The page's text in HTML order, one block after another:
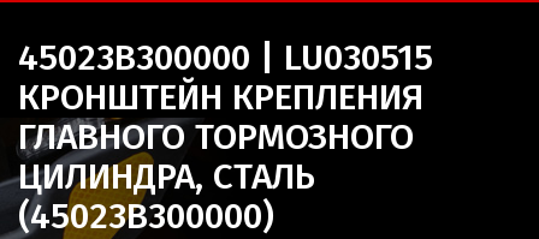
45023B300000 | LU030515
КРОНШТЕЙН КРЕПЛЕНИЯ
ГЛАВНОГО ТОРМОЗНОГО
ЦИЛИНДРА, СТАЛЬ
(45023B300000)